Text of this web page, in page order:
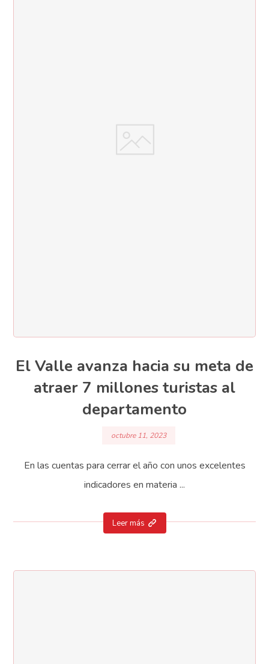
El Valle avanza hacia su meta de
atraer 7 millones turistas al
departamento
octubre 11, 2023
En las cuentas para cerrar el año con unos excelentes
indicadores en materia ...
Leer más